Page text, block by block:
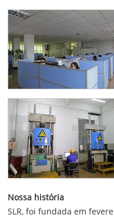
Nossa história
SLR, foi fundada em